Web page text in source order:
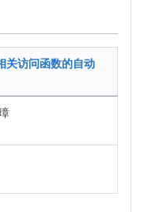
关访问函数的自动